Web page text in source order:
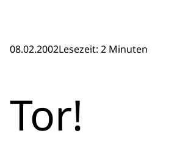
08.02.2002Lesezeit: 2 Minuten
Tor!